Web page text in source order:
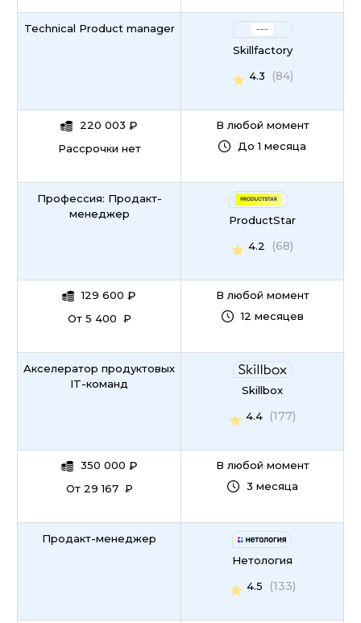
Technical Product manager
220 003 ₽
Рассрочки нет
Skillfactory
4.3
(84)
В любой момент
До 1 месяца
Профессия: Продакт-
менеджер
129 600 ₽
От 5 400 ₽
ProductStar
4.2
(68)
В любой момент
12 месяцев
Акселератор продуктовых
IT-команд
350 000 ₽
От 29 167 ₽
Skillbox
4.4
(177)
В любой момент
3 месяца
Продакт-менеджер
Нетология
4.5
(133)